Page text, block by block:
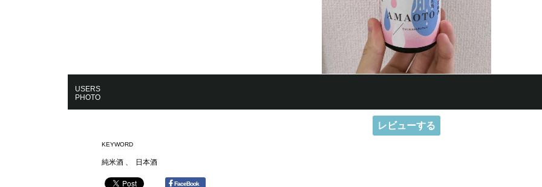
USERS
PHOTO
レビューする
KEYWORD
純米酒 日本酒
FaceBook